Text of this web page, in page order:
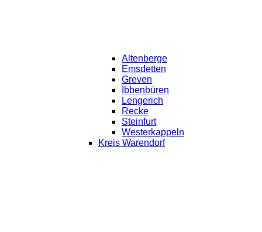
Altenberge
Emsdetten
Greven
Ibbenbüren
Lengerich
Recke
Steinfurt
Westerkappeln
Kreis Warendorf